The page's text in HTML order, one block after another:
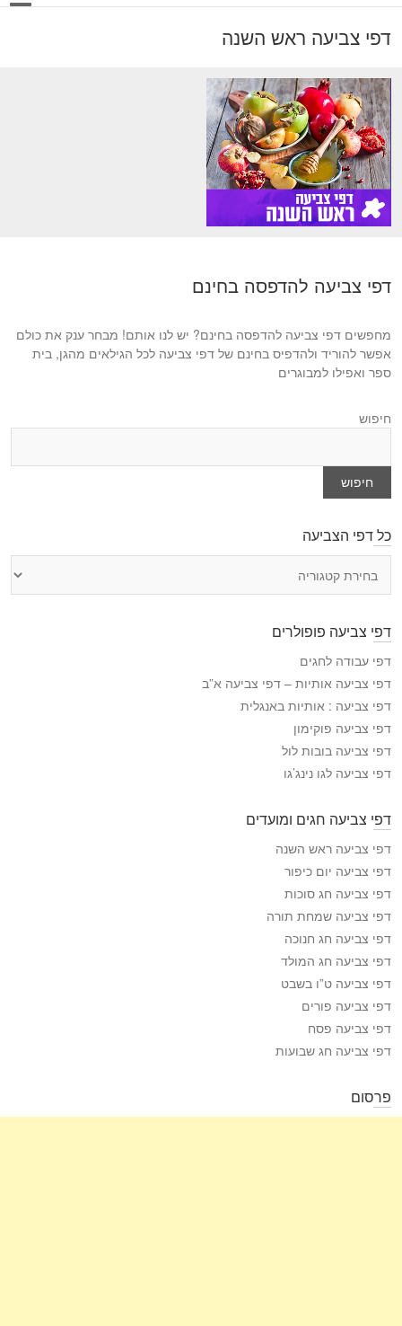
דפי צביעה ראש השנה
דפי צביעה להדפסה בחינם
מחפשים דפי צביעה להדפסה בחינם? יש לנו אותם! מבחר ענק את כולם
אפשר להוריד ולהדפיס בחינם של דפי צביעה לכל הגילאים מהגן, בית
ספר ואפילו למבוגרים
חיפוש
חיפוש
כל דפי הצביעה
י
ה
צ
י
ע
ה
דפי צביעה פופולרים
דפי עבודה לחגים
דפי צביעה אותיות – דפי צביעה א”ב
דפי צביעה : אותיות באנגלית
דפי צביעה פוקימון
דפי צביעה בובות לול
דפי צביעה לגו נינג’גו
דפי צביעה חגים ומועדים
דפי צביעה ראש השנה
דפי צביעה יום כיפור
דפי צביעה חג סוכות
דפי צביעה שמחת תורה
דפי צביעה חג חנוכה
דפי צביעה חג המולד
דפי צביעה ט”ו בשבט
דפי צביעה פורים
דפי צביעה פסח
דפי צביעה חג שבועות
פרסום